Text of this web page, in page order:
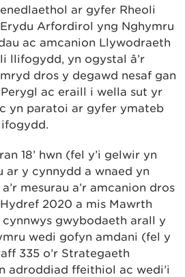
ar gyfer Rheoli
Arfordirol yng Nghymru
ac amcanion Llywodraeth
llifogydd, yn ogystal â’r
dros y degawd nesaf gan
ac eraill i wella sut yr
yn paratoi ar gyfer ymateb
18’ hwn (fel y’i gelwir yn
ar y cynnydd a wnaed yn
mesurau a’r amcanion dros
2020 a mis Mawrth
gwybodaeth arall y
wedi gofyn amdani (fel y
335 o’r Strategaeth
adroddiad ffeithiol ac wedi’i